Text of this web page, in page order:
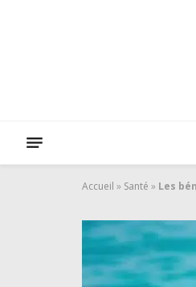
Accueil » Santé » Les